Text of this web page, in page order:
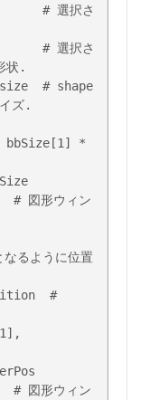
# 選択さ
# 選択さ
状.
# shape
ズ.
bbSize[1] *
# 図形ウィン
るように位置
#
# 図形ウィン